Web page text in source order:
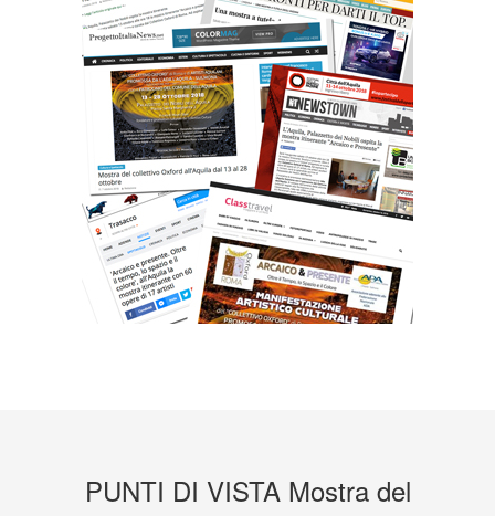
PUNTI DI VISTA Mostradel